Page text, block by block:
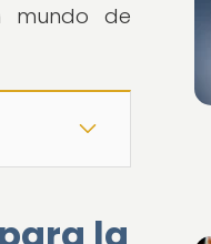
mundo de